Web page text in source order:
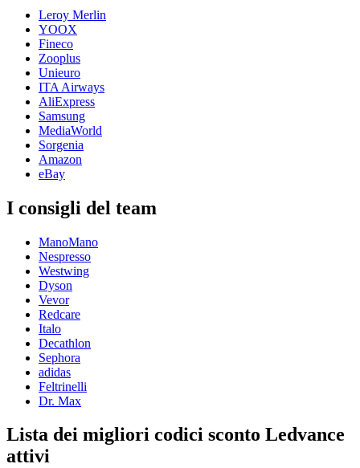
Leroy Merlin
YOOX
Fineco
Zooplus
Unieuro
ITA Airways
AliExpress
Samsung
MediaWorld
Sorgenia
Amazon
eBay
I consigli del team
ManoMano
Nespresso
Westwing
Dyson
Vevor
Redcare
Italo
Decathlon
Sephora
adidas
Feltrinelli
Dr. Max
Lista dei migliori codici sconto Ledvance
attivi